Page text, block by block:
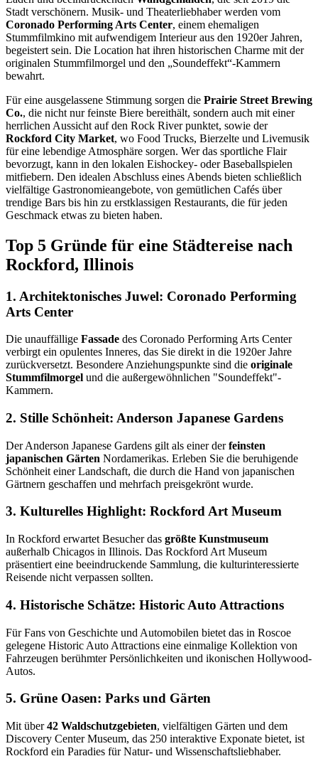
Stadt verschönern. Musik- und Theaterliebhaber werden vom
Coronado Performing Arts Center, einem ehemaligen
Stummfilmkino mit aufwendigem Interieur aus den 1920er Jahren,
begeistert sein. Die Location hat ihren historischen Charme mit der
originalen Stummfilmorgel und den „Soundeffekt“-Kammern
bewahrt.
Für eine ausgelassene Stimmung sorgen die Prairie Street Brewing
Co., die nicht nur feinste Biere bereithält, sondern auch mit einer
herrlichen Aussicht auf den Rock River punktet, sowie der
Rockford City Market, wo Food Trucks, Bierzelte und Livemusik
für eine lebendige Atmosphäre sorgen. Wer das sportliche Flair
bevorzugt, kann in den lokalen Eishockey- oder Baseballspielen
mitfiebern. Den idealen Abschluss eines Abends bieten schließlich
vielfältige Gastronomieangebote, von gemütlichen Cafés über
trendige Bars bis hin zu erstklassigen Restaurants, die für jeden
Geschmack etwas zu bieten haben.
Top 5 Gründe für eine Städtereise nach
Rockford, Illinois
1. Architektonisches Juwel: Coronado Performing
Arts Center
Die unauffällige Fassade des Coronado Performing Arts Center
verbirgt ein opulentes Inneres, das Sie direkt in die 1920er Jahre
zurückversetzt. Besondere Anziehungspunkte sind die originale
Stummfilmorgel und die außergewöhnlichen "Soundeffekt"-
Kammern.
2. Stille Schönheit: Anderson Japanese Gardens
Der Anderson Japanese Gardens gilt als einer derfeinsten
japanischen Gärten Nordamerikas. Erleben Sie die beruhigende
Schönheit einer Landschaft, die durch die Hand von japanischen
Gärtnern geschaffen und mehrfach preisgekrönt wurde.
3. Kulturelles Highlight: Rockford Art Museum
In Rockford erwartet Besucher das größte Kunstmuseum
außerhalb Chicagos in Illinois. Das Rockford Art Museum
präsentiert eine beeindruckende Sammlung, die kulturinteressierte
Reisende nicht verpassen sollten.
4. Historische Schätze: Historic Auto Attractions
Für Fans von Geschichte und Automobilen bietet das in Roscoe
gelegene Historic Auto Attractions eine einmalige Kollektion von
Fahrzeugen berühmter Persönlichkeiten und ikonischen Hollywood-
Autos.
5. Grüne Oasen: Parks und Gärten
Mit über42 Waldschutzgebieten, vielfältigen Gärten und dem
Discovery Center Museum, das 250 interaktive Exponate bietet, ist
Rockford ein Paradies für Natur- und Wissenschaftsliebhaber.